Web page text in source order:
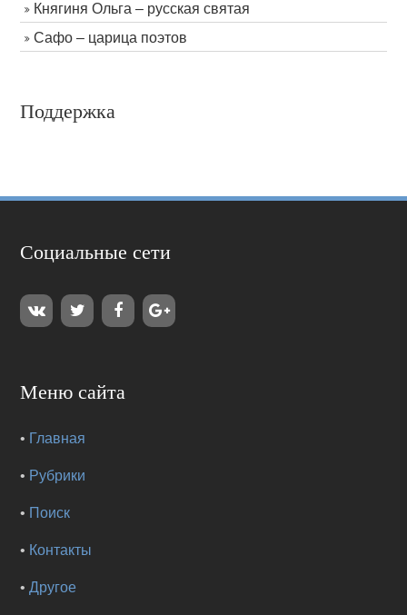
Княгиня Ольга – русская святая
Сафо – царица поэтов
Поддержка
Социальные сети
Меню сайта
• Главная
• Рубрики
• Поиск
• Контакты
•Другое